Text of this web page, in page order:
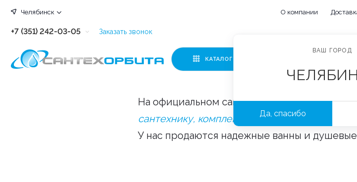
Челябинск О компании
+7 (351) 242-03-05
+7 (351) 242-03-63
Заказать звонок
КАТАЛОГ
На официальном сайте «Сантехорбита» вы
сантехнику, комплектующие и аксессуары
У нас продаются надежные ванны и
ВАШ ГОРОД
Да, спасибо